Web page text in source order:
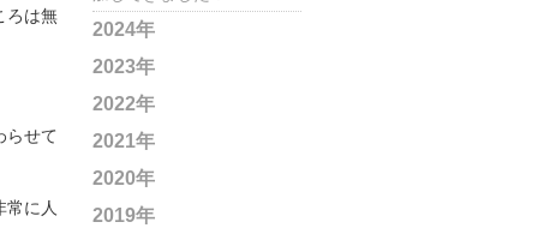
ろは無
らせて
常に人
2024年
2023年
2022年
2021年
2020年
2019年